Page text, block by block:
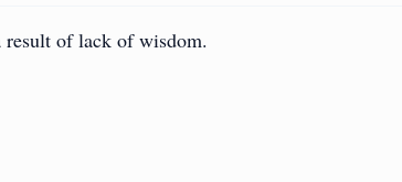
result of lack of wisdom.